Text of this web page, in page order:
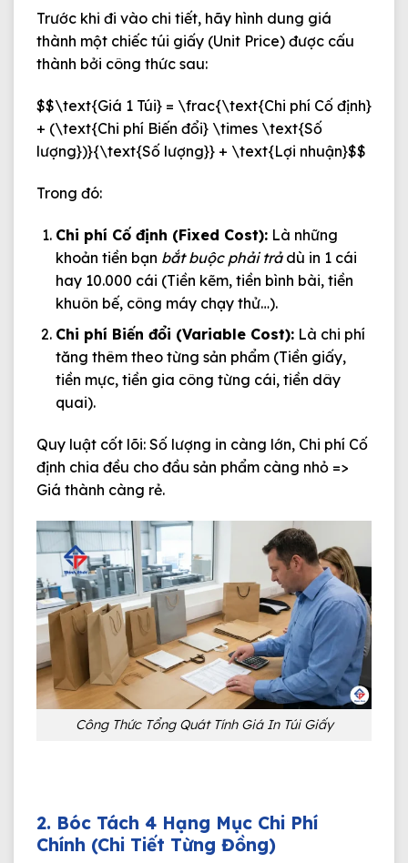
Trước khi đi vào chi tiết, hãy hình dung giá
thành một chiếc túi giấy (Unit Price) được cấu
thành bởi công thức sau:
$$\text{Giá 1 Túi} = \frac{\text{Chi phí Cố định}
+ (\text{Chi phí Biến đổi} \times \text{Số
lượng})}{\text{Số lượng}} + \text{Lợi nhuận}$$
Trong đó:
Chi phí Cố định (Fixed Cost):Là những
khoản tiền bạn bắt buộc phải trảdù in 1 cái
hay 10.000 cái (Tiền kẽm, tiền bình bài, tiền
khuôn bế, công máy chạy thử…).
Chi phí Biến đổi (Variable Cost):Là chi phí
tăng thêm theo từng sản phẩm (Tiền giấy,
tiền mực, tiền gia công từng cái, tiền dây
quai).
Quy luật cốt lõi: Số lượng in càng lớn, Chi phí Cố
định chia đều cho đầu sản phẩm càng nhỏ =>
Giá thành càng rẻ.
Công Thức Tổng Quát Tính Giá In Túi Giấy
2. Bóc Tách 4 Hạng Mục Chi Phí
Chính (Chi Tiết Từng Đồng)